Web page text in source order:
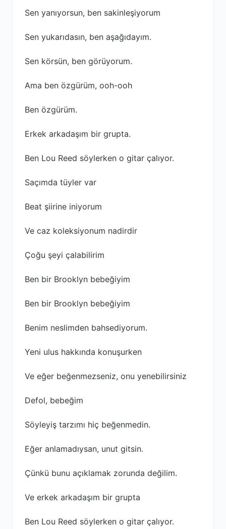
Sen yanıyorsun, ben sakinleşiyorum
Sen yukarıdasın, ben aşağıdayım.
Sen körsün, ben görüyorum.
Ama ben özgürüm, ooh-ooh
Ben özgürüm.
Erkek arkadaşım bir grupta.
Ben Lou Reed söylerken o gitar çalıyor.
Saçımda tüyler var
Beat şiirine iniyorum
Ve caz koleksiyonum nadirdir
Çoğu şeyi çalabilirim
Ben bir Brooklyn bebeğiyim
Ben bir Brooklyn bebeğiyim
Benim neslimden bahsediyorum.
Yeni ulus hakkında konuşurken
Ve eğer beğenmezseniz, onu yenebilirsiniz
Defol, bebeğim
Söyleyiş tarzımı hiç beğenmedin.
Eğer anlamadıysan, unut gitsin.
Çünkü bunu açıklamak zorunda değilim.
Ve erkek arkadaşım bir grupta
Ben Lou Reed söylerken o gitar çalıyor.